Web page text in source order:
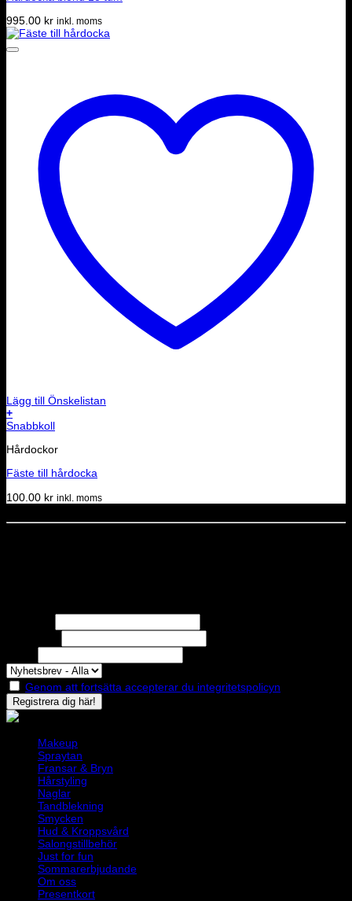
995.00 kr inkl. moms
Lägg till Önskelistan
+
Snabbkoll
Hårdockor
Fäste till hårdocka
100.00 kr inkl. moms
Genom att fortsätta accepterar du integritetspolicyn
Makeup
Spraytan
Fransar & Bryn
Hårstyling
Naglar
Tandblekning
Smycken
Hud & Kroppsvård
Salongstillbehör
Just for fun
Sommarerbjudande
Om oss
Presentkort